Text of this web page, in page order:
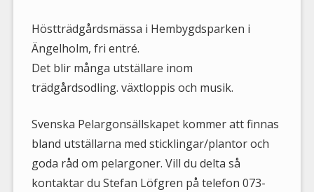
Höstträdgårdsmässa i Hembygdsparken i
Ängelholm, fri entré.
Det blir många utställare inom
trädgårdsodling. växtloppis och musik.
Svenska Pelargonsällskapet kommer att finnas
bland utställarna med sticklingar/plantor och
goda råd om pelargoner. Vill du delta så
kontaktar du Stefan Löfgren på telefon 073-